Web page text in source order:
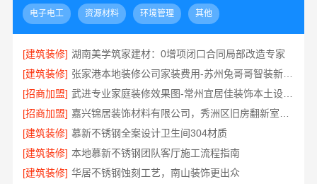
电子电工 资源材料 环境管理 其他
[建筑装修] 湖南美学筑家建材：0增项闭口合同局部改造专家
[建筑装修]
张家港本地装修公司家装费用-苏州兔哥哥智装新材料有限公司全包
[招商加盟]
武进专业家庭装修效果图-常州宜居佳装饰本土设计案例鉴赏
[招商加盟]
[建筑装修] 慕新不锈钢全案设计卫生间304材质
[建筑装修] 本地慕新不锈钢团队客厅施工流程指南
[建筑装修] 华居不锈钢蚀刻工艺，南山装饰更出众